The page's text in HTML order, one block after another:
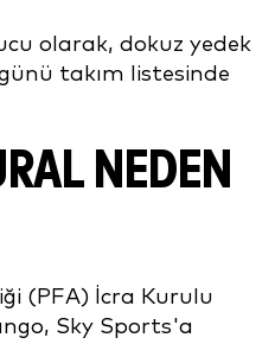
olarak, dokuz yedek
takım listesinde
NEDEN
(PFA) İcra Kurulu
Sky Sports'a